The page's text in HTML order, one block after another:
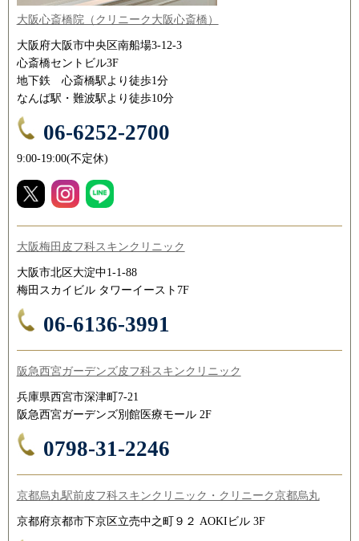
大阪心斎橋院（クリニーク大阪心斎橋）
大阪府大阪市中央区南船場3-12-3
心斎橋セントビル3F
地下鉄 心斎橋駅より徒歩1分
なんば駅・難波駅より徒歩10分
06-6252-2700
9:00-19:00(不定休)
大阪梅田皮フ科スキンクリニック
大阪市北区大淀中1-1-88
梅田スカイビル タワーイースト7F
06-6136-3991
阪急西宮ガーデンズ皮フ科スキンクリニック
兵庫県西宮市深津町7-21
阪急西宮ガーデンズ別館医療モール 2F
0798-31-2246
京都烏丸駅前皮フ科スキンクリニック・クリニーク京都烏丸
京都府京都市下京区立売中之町９２ AOKIビル 3F